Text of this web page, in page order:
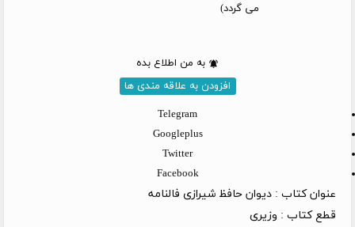
می گردد)
به من اطلاع بده
افزودن به علاقه مندی ها
Telegram
Googleplus
Twitter
Facebook
عنوان کتاب : دیوان حافظ شیرازی فالنامه
قطع کتاب : وزیری